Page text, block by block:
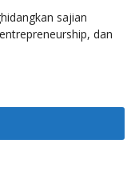
sajian
dan